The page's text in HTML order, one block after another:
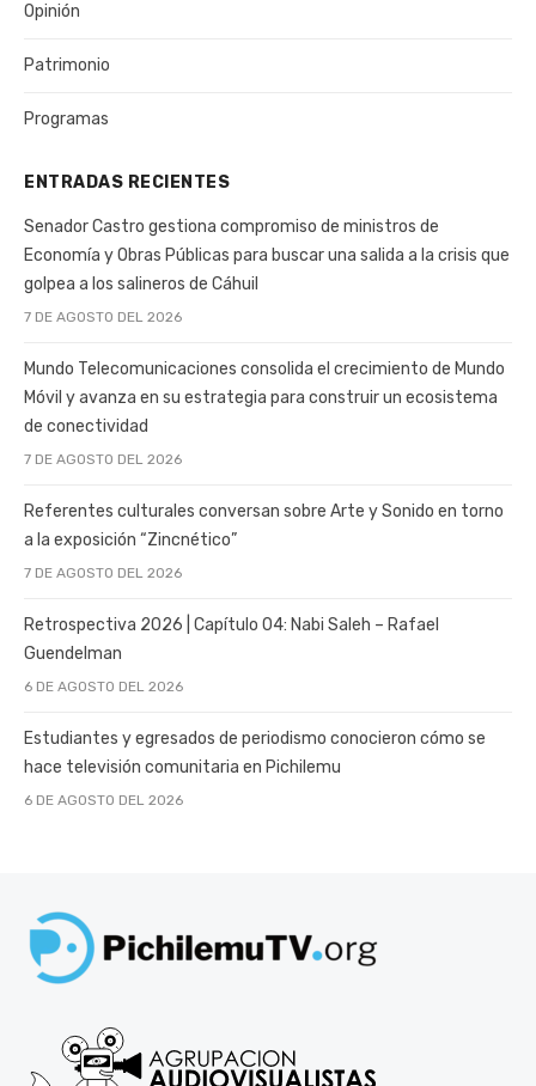
Opinión
Patrimonio
Programas
ENTRADAS RECIENTES
Senador Castro gestiona compromiso de ministros de
Economía y Obras Públicas para buscar una salida a la crisis que
golpea a los salineros de Cáhuil
7 DE AGOSTO DEL 2026
Mundo Telecomunicaciones consolida el crecimiento de Mundo
Móvil y avanza en su estrategia para construir un ecosistema
de conectividad
7 DE AGOSTO DEL 2026
Referentes culturales conversan sobre Arte y Sonido en torno
a la exposición “Zincnético”
7 DE AGOSTO DEL 2026
Retrospectiva 2026 | Capítulo 04: Nabi Saleh – Rafael
Guendelman
6 DE AGOSTO DEL 2026
Estudiantes y egresados de periodismo conocieron cómo se
hace televisión comunitaria en Pichilemu
6 DE AGOSTO DEL 2026